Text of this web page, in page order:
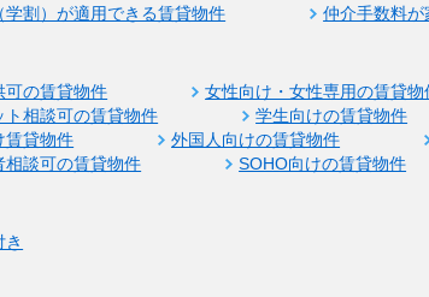
学割）が適用できる賃貸物件
仲介手数料
可の賃貸物件 女性向け・女性専用の賃貸物
ト相談可の賃貸物件
学生向けの賃貸物件
賃貸物件
外国人向けの賃貸物件
相談可の賃貸物件
SOHO向けの賃貸物件